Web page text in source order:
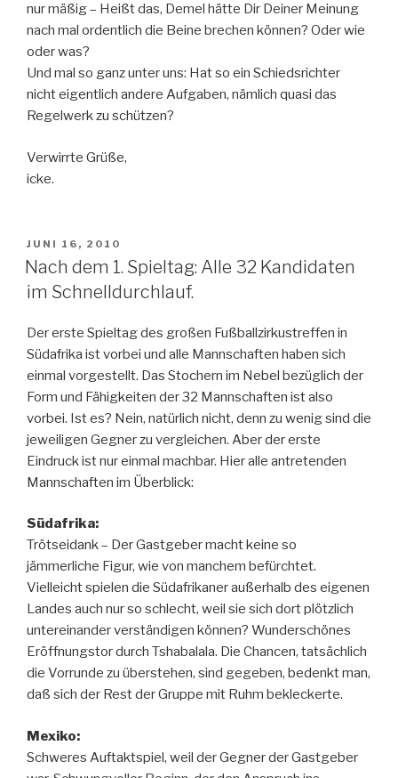
nur mäßig – Heißt das, Demel hätte Dir Deiner Meinung
nach mal ordentlich die Beine brechen können? Oder wie
oder was?
Und mal so ganz unter uns: Hat so ein Schiedsrichter
nicht eigentlich andere Aufgaben, nämlich quasi das
Regelwerk zu schützen?
Verwirrte Grüße,
icke.
VERÖFFENTLICHT
AM
JUNI 16, 2010
Nach dem 1. Spieltag: Alle 32 Kandidaten
im Schnelldurchlauf.
Der erste Spieltag des großen Fußballzirkustreffen in
Südafrika ist vorbei und alle Mannschaften haben sich
einmal vorgestellt. Das Stochern im Nebel bezüglich der
Form und Fähigkeiten der 32 Mannschaften ist also
vorbei. Ist es? Nein, natürlich nicht, denn zu wenig sind die
jeweiligen Gegner zu vergleichen. Aber der erste
Eindruck ist nur einmal machbar. Hier alle antretenden
Mannschaften im Überblick:
Südafrika:
Trötseidank – Der Gastgeber macht keine so
jämmerliche Figur, wie von manchem befürchtet.
Vielleicht spielen die Südafrikaner außerhalb des eigenen
Landes auch nur so schlecht, weil sie sich dort plötzlich
untereinander verständigen können? Wunderschönes
Eröffnungstor durch Tshabalala. Die Chancen, tatsächlich
die Vorrunde zu überstehen, sind gegeben, bedenkt man,
daß sich der Rest der Gruppe mit Ruhm bekleckerte.
Mexiko:
Schweres Auftaktspiel, weil der Gegner der Gastgeber